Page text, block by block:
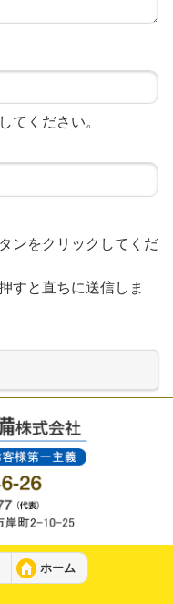
てください。
ンをクリックしてくだ
すと直ちに送信しま
ホーム